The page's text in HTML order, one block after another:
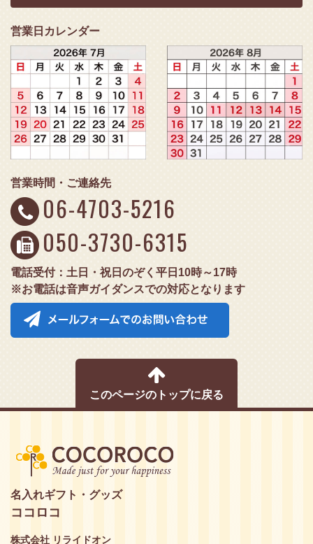
営業日カレンダー
営業時間・ご連絡先
06-4703-5216
050-3730-6315
電話受付：土日・祝日のぞく平日10時～17時
※お電話は音声ガイダンスでの対応となります
このページのトップに戻る
名入れギフト・グッズ
ココロコ
株式会社 リライドオン